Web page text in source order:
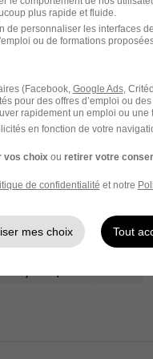
en
Maritime
plus rapide et fluide.
de personnaliser les interfaces
ou de formations
(Facebook, Google Ads,
pour des offres d’emploi ou
rapidement un emploi ou une
en fonction de votre
vos choix ou retirer votre
de confidentialité et notre
mes choix Tout